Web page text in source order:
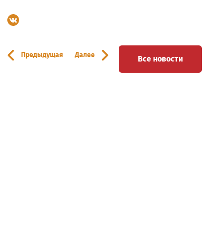
Предыдущая Все новости
Далее